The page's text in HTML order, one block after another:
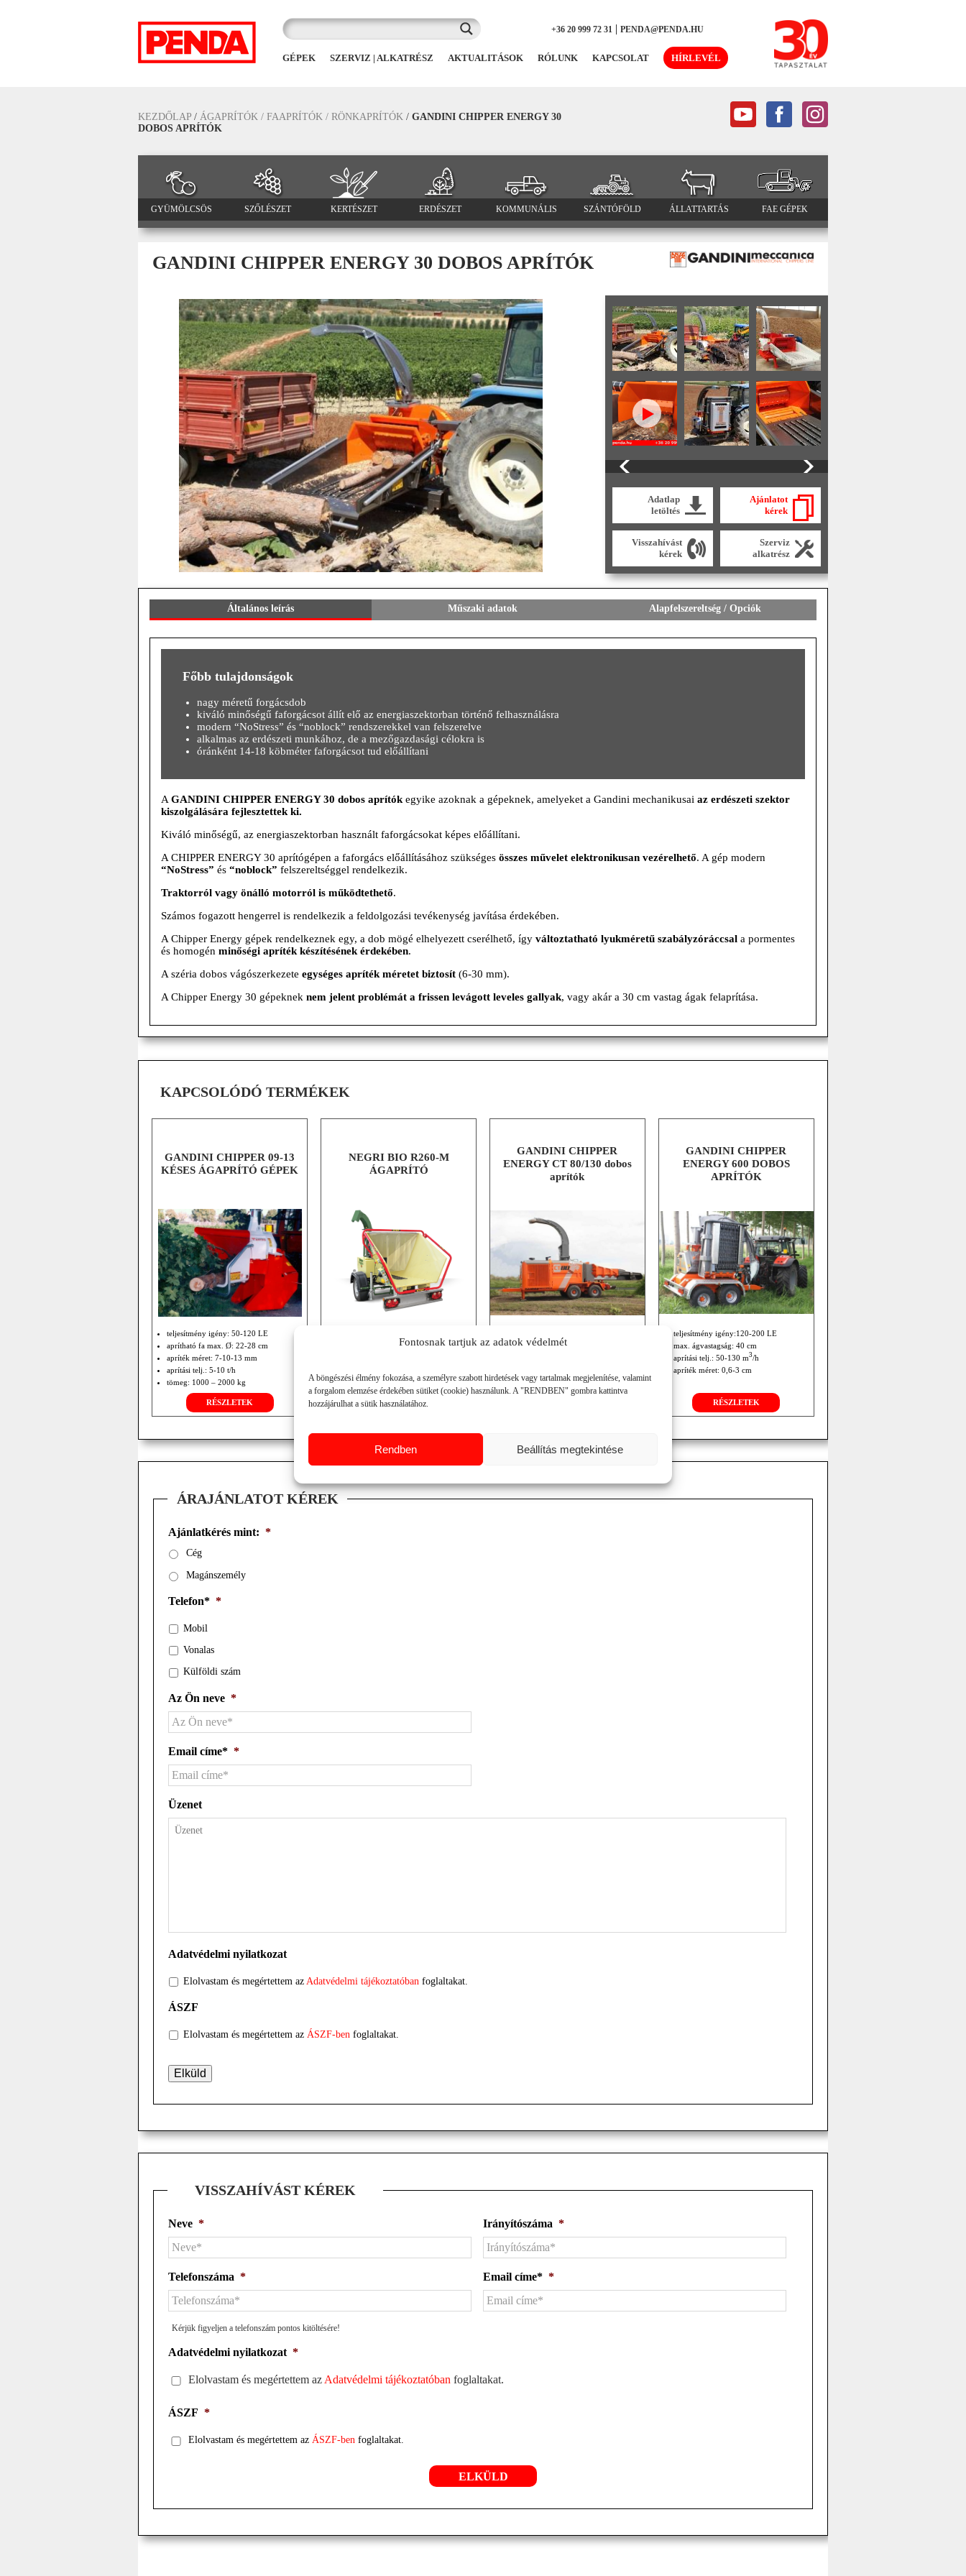
Fontosnak tartjuk az adatok védelmét
A böngészési élmény fokozása, a személyre szabott hirdetések vagy tartalmak megjelenítése, valamint
a forgalom elemzése érdekében sütiket (cookie) használunk. A "RENDBEN" gombra kattintva
hozzájárulhat a sütik használatához.
Rendben Beállítás megtekintése
+36 20 999 72 31 |PENDA@PENDA.HU
GÉPEK SZERVIZ | ALKATRÉSZ AKTUALITÁSOK RÓLUNK KAPCSOLAT HÍRLEVÉL
KEZDŐLAP / ÁGAPRÍTÓK / FAAPRÍTÓK / RÖNKAPRÍTÓK / GANDINI CHIPPER ENERGY 30
DOBOS APRÍTÓK
GYÜMÖLCSÖS SZŐLÉSZET KERTÉSZET ERDÉSZET KOMMUNÁLIS SZÁNTÓFÖLD ÁLLATTARTÁS FAE GÉPEK
GANDINI CHIPPER ENERGY 30 DOBOS APRÍTÓK
Adatlap
letöltés
Ajánlatot
kérek
Visszahívást
kérek
Szerviz
alkatrész
Általános leírás Műszaki adatok Alapfelszereltség / Opciók
Főbb tulajdonságok
nagy méretű forgácsdob
kiváló minőségű faforgácsot állít elő az energiaszektorban történő felhasználásra
modern “NoStress” és “noblock” rendszerekkel van felszerelve
alkalmas az erdészeti munkához, de a mezőgazdasági célokra is
óránként 14-18 köbméter faforgácsot tud előállítani
A GANDINI CHIPPER ENERGY 30 dobos aprítók egyike azoknak a gépeknek, amelyeket a Gandini mechanikusai az erdészeti szektor
kiszolgálására fejlesztettek ki.
Kiváló minőségű, az energiaszektorban használt faforgácsokat képes előállítani.
A CHIPPER ENERGY 30 aprítógépen a faforgács előállításához szükséges összes művelet elektronikusan vezérelhető. A gép modern
“NoStress” és “noblock” felszereltséggel rendelkezik.
Traktorról vagy önálló motorról is működtethető.
Számos fogazott hengerrel is rendelkezik a feldolgozási tevékenység javítása érdekében.
A Chipper Energy gépek rendelkeznek egy, a dob mögé elhelyezett cserélhető, így változtatható lyukméretű szabályzóráccsal a pormentes
és homogén minőségi apríték készítésének érdekében.
A széria dobos vágószerkezete egységes apríték méretet biztosít (6-30 mm).
A Chipper Energy 30 gépeknek nem jelent problémát a frissen levágott leveles gallyak, vagy akár a 30 cm vastag ágak felaprítása.
KAPCSOLÓDÓ TERMÉKEK
GANDINI CHIPPER 09-13
KÉSES ÁGAPRÍTÓ GÉPEK
teljesítmény igény: 50-120 LE
aprítható fa max. Ø: 22-28 cm
apríték méret: 7-10-13 mm
aprítási telj.: 5-10 t/h
tömeg: 1000 – 2000 kg
TLT 540
saját motor: 50-80 LE
RÉSZLETEK
NEGRI BIO R260-M
ÁGAPRÍTÓ
24 speciális kalapács
TLT meghajtású ágaprító
RÉSZLETEK
GANDINI CHIPPER
ENERGY CT 80/130 dobos
aprítók
aját motor: vízhűtéses
2400 cm3
30 l üa.tartály TLT (ford./min) 1000
GANDINI CHIPPER
ENERGY 600 DOBOS
APRÍTÓK
teljesítmény igény:120-200 LE
max. ágvastagság: 40 cm
aprítási telj.: 50-130 m3/h
apríték méret: 0,6-3 cm
RÉSZLETEK
ÁRAJÁNLATOT KÉREK
Ajánlatkérés mint: *
Cég
Magánszemély
Telefon* *
Mobil
Vonalas
Külföldi szám
Az Ön neve *
Email címe* *
Üzenet
Adatvédelmi nyilatkozat
Elolvastam és megértettem az Adatvédelmi tájékoztatóban foglaltakat.
ÁSZF
Elolvastam és megértettem az ÁSZF-ben foglaltakat.
VISSZAHÍVÁST KÉREK
Neve * Irányítószáma *
Telefonszáma *
Kérjük figyeljen a telefonszám pontos kitöltésére!
Email címe* *
Adatvédelmi nyilatkozat *
Elolvastam és megértettem az Adatvédelmi tájékoztatóban foglaltakat.
ÁSZF *
Elolvastam és megértettem az ÁSZF-ben foglaltakat.